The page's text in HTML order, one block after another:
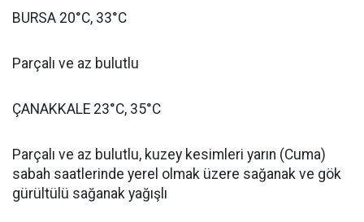
BURSA 20°C, 33°C
Parçalı ve az bulutlu
ÇANAKKALE 23°C, 35°C
Parçalı ve az bulutlu, kuzey kesimleri yarın (Cuma)
sabah saatlerinde yerel olmak üzere sağanak ve gök
gürültülü sağanak yağışlı